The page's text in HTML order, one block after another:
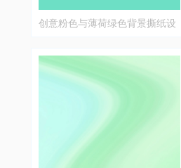
创意粉色与薄荷绿色背景撕纸设